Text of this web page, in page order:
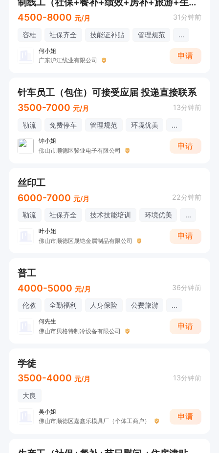
4500-8000 元/月 31分钟前
容桂 社保齐全 技能证补贴 管理规范 ...
何小姐
广东沪江线业有限公司
申请
针车员工（包住）可接受应届 投递直接联系
3500-7000 元/月 13分钟前
勒流 免费停车 管理规范 环境优美 ...
钟小姐
佛山市顺德区骏业电子有限公司
申请
丝印工
6000-7000 元/月 22分钟前
勒流 社保齐全 技术技能培训 环境优美 ...
叶小姐
佛山市顺德区晟铠金属制品有限公司
申请
普工
4000-5000 元/月 36分钟前
伦教 全勤福利 人身保险 公费旅游 ...
何先生
佛山市贝格特制冷设备有限公司
申请
学徒
3500-4000 元/月 13分钟前
大良
吴小姐
佛山市顺德区嘉鑫乐模具厂（个体工商户）
申请